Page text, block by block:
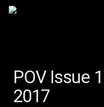
Skip
POV Issue
2017